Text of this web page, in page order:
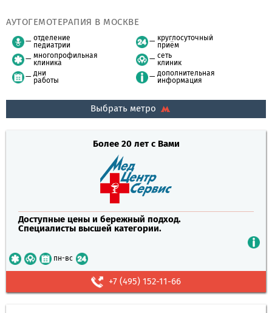
АУТОГЕМОТЕРАПИЯ В МОСКВЕ
отделение
педиатрии
многопрофильная
клиника
дни
работы
круглосуточный
приём
сеть
клиник
дополнительная
информация
Выбрать метро
Более 20 лет с Вами
Доступные цены и бережный подход.
Специалисты высшей категории.
пн-вс
+7 (495) 152-11-66